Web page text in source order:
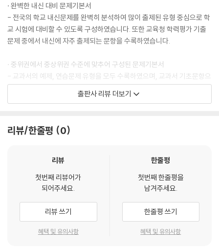
· 완벽한 내신 대비 문제기본서
- 전국의 학교 내신문제를 완벽히 분석하여 많이 출제된 유형 중심으로 학
교 시험에 대비할 수 있도록 구성하였습니다. 또한 교육청 학력평가 기출
문제 중에서 내신에 자주 출제되는 문항을 수록하였습니다.
· 중위권에서 중상위권 수준에 맞추어 구성된 문제기본서
- 교과서의 예제, 연습문제 유형을 모두 수록하였으며, 교과서 기초문항으
로 계산력을 충분히 연습할 수 있도록 하였습니다. 최상위권 유형의 문항
을 수록하지 않아 학습 부담감은 감소시켰습니다.
- 이 교재의 구성은 [개념 정리]+[교과서 기본 문제]+[내신 유형 문제]+
실하게 개념 이해를 할 수 있도록 하였습니다.
이 책의 구성
· 개념 정리
- 각 단원에서 다루는 중요한 핵심 개념을 확인할 수 있도록 하였습니다.
필수 개념과 용어의 정의, 핵심 공식 등을 제공하였고, 문제 풀이에 앞서 더
출판사 리뷰 더보기
리뷰/한줄평 0
리뷰
첫번째 리뷰어가
되어주세요.
리뷰 쓰기
혜택 및 유의사항
한줄평
첫번째 한줄평을
남겨주세요.
한줄평 쓰기
혜택 및 유의사항